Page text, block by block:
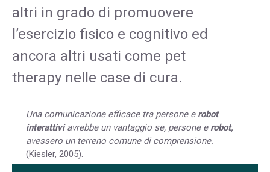
altri in grado di promuovere
l’esercizio fisico e cognitivo ed
ancora altri usati come pet
therapy nelle case di cura.
Una comunicazione efficace tra persone e robot
interattiviavrebbe un vantaggio se, persone e robot,
avessero un terreno comune di comprensione.
(Kiesler, 2005).